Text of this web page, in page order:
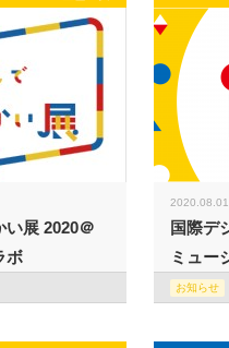
展 2020＠
ボ
2020.08.01
国際デ
ミュー
お知らせ